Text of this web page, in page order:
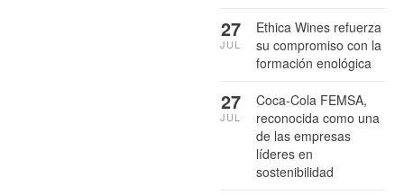
Ethica Wines refuerza
su compromiso con la
formación enológica
27
JUL
Coca-Cola FEMSA,
reconocida como una
de las empresas
líderes en
sostenibilidad
27
JUL